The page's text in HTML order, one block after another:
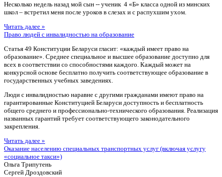
Несколько недель назад мой сын -- ученик 4 «Б» класса одной из минских
школ – встретил меня после уроков в слезах и с распухшим ухом.
Читать далее »
Право людей с инвалидностью на образование
Статья 49 Конституции Беларуси гласит: «каждый имеет право на
образование». Среднее специальное и высшее образование доступно для
всех в соответствии со способностями каждого. Каждый может на
конкурсной основе бесплатно получить соответствующее образование в
государственных учебных заведениях.
Люди с инвалидностью наравне с другими гражданами имеют право на
гарантированные Конституцией Беларуси доступность и бесплатность
общего среднего и профессионально-технического образования. Реализация
названных гарантий требует соответствующего законодательного
закрепления.
Читать далее »
Оказание населению специальных транспортных услуг (включая услугу
«социальное такси»)
Ольга Трипутень
Сергей Дроздовский